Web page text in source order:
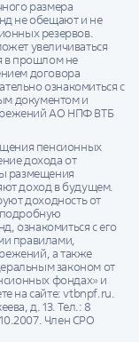
размера
не обещают и не
резервов.
увеличиваться
в прошлом не
договора
ознакомиться с
документом и
АО НПФ ВТБ
пенсионных
дохода от
размещения
доход в будущем.
доходность от
ознакомиться с его
правилами,
а также
законом от
фондах» и
на сайте: vtbnpf.ru.
д. 13. Тел.: 8
Член СРО